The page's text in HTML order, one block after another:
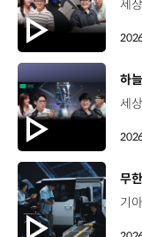
[동
[동